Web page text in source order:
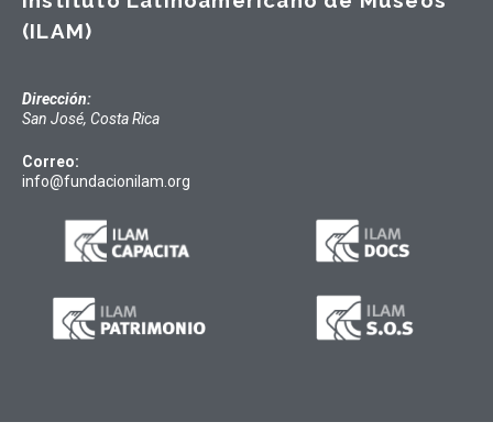
(ILAM)
Dirección:
San José, Costa Rica
Correo:
info@fundacionilam.org